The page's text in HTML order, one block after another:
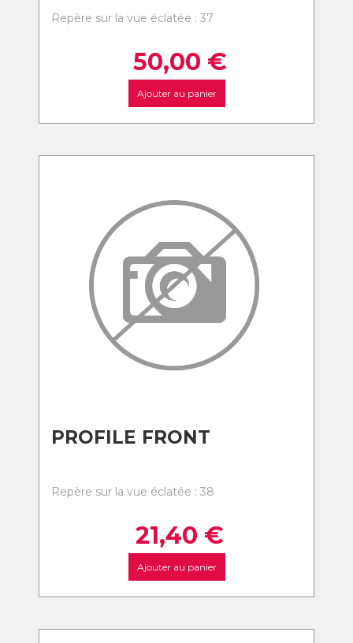
Repère sur la vue éclatée : 37
50,00 €
Ajouter au panier
PROFILE FRONT
Repère sur la vue éclatée : 38
21,40 €
Ajouter au panier